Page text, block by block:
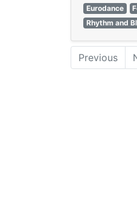
Eurodance
Rhythm and
Previous